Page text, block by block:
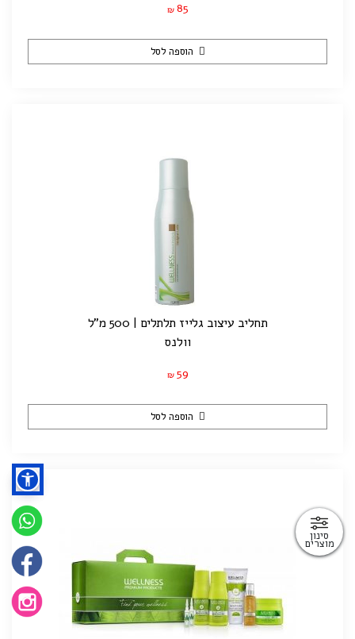
סינון
מוצרים
₪ 85
הוספה לסל
תחליב עיצוב גלייז תלתלים | 500 מ"ל
וולנס
₪ 59
הוספה לסל